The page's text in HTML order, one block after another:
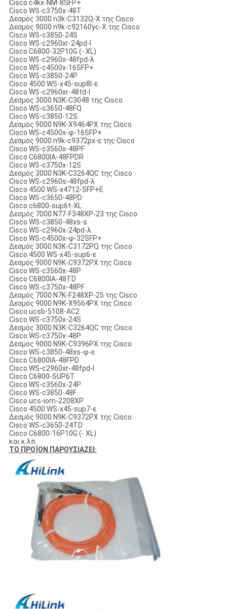
Cisco c4kx-NM-8SFP+
Cisco WS-c3750x-48T
Δεσμός 3000 n3k-C3132Q-Χ της Cisco
Δεσμός 9000 n9k-c92160yc-Χ της Cisco
Cisco WS-c3850-24S
Cisco WS-c2960xr-24pd-Ι
Cisco C6800-32P10G (- XL)
Cisco WS-c2960x-48fpd-λ
Cisco WS-c4500x-16SFP+
Cisco WS-c3850-24P
Cisco 4500 WS-x45-sup8l-ε
Cisco WS-c2960xr-48td-Ι
Δεσμός 3000 N3K-C3048 της Cisco
Cisco WS-c3650-48FQ
Cisco WS-c3850-12S
Δεσμός 9000 N9K-X9464PX της Cisco
Cisco WS-c4500x-φ-16SFP+
Δεσμός 9000 n9k-c9372px-ε της Cisco
Cisco WS-c3560x-48PF
Cisco C6800IA-48FPDR
Cisco WS-c3750x-12S
Δεσμός 3000 N3K-C3264QC της Cisco
Cisco WS-c2960s-48fpd-λ
Cisco 4500 WS-x4712-SFP+E
Cisco WS-c3650-48PD
Cisco c6800-sup6t-XL
Δεσμός 7000 N77-F348XP-23 της Cisco
Cisco WS-c3850-48xs-s
Cisco WS-c2960x-24pd-λ
Cisco WS-c4500x-φ-32SFP+
Δεσμός 3000 N3K-C3172PQ της Cisco
Cisco 4500 WS-x45-sup6-ε
Δεσμός 9000 N9K-C9372PX της Cisco
Cisco WS-c3560x-48P
Cisco C6800IA-48TD
Cisco WS-c3750x-48PF
Δεσμός 7000 N7K-F248XP-25 της Cisco
Δεσμός 9000 N9K-X9564PX της Cisco
Cisco ucsb-5108-AC2
Cisco WS-c3750x-24S
Δεσμός 3000 N3K-C3264QC της Cisco
Cisco WS-c3750x-48P
Δεσμός 9000 N9K-C9396PX της Cisco
Cisco WS-c3850-48xs-φ-ε
Cisco C6800IA-48FPD
Cisco WS-c2960xr-48fpd-Ι
Cisco C6800-SUP6T
Cisco WS-c3560x-24P
Cisco WS-c3850-48F
Cisco ucs-iom-2208XP
Cisco 4500 WS-x45-sup7-ε
Δεσμός 9000 N9K-C9372PX της Cisco
Cisco WS-c3650-24TD
Cisco C6800-16P10G (- XL)
και κ.λπ.
ΤΟ ΠΡΟΪΟΝ ΠΑΡΟΥΣΙΑΖΕΙ: